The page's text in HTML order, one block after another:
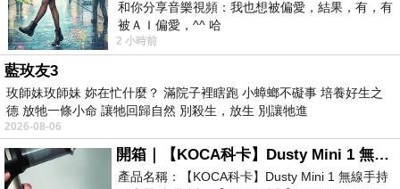
和你分享音樂視頻：我也想被偏愛，結果，有，有
被ＡＩ偏愛，^^ 哈
2 小時前
藍玫友3
玫師妹玫師妹 妳在忙什麼？ 滿院子裡瞎跑 小蟑螂不礙事 培養好生之
德 放牠一條小命 讓牠回歸自然 別殺生，放生 別讓牠進
2026-08-06
開箱｜【KOCA科卡】Dusty Mini 1 無線手持吸塵器
產品名稱：【KOCA科卡】Dusty Mini 1 無線手持